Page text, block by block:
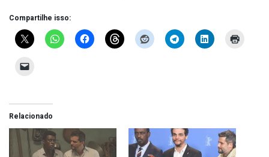
Compartilhe isso:
Relacionado